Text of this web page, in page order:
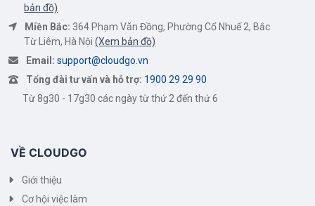
bản đồ)
Miền Bắc: 364 Phạm Văn Đồng, Phường Cổ Nhuế 2, Bắc
Từ Liêm, Hà Nội(Xem bản đồ)
Email: support@cloudgo.vn
Tổng đài tư vấn và hỗ trợ: 1900 29 29 90
Từ 8g30 - 17g30 các ngày từ thứ 2 đến thứ 6
VỀ CLOUDGO
Giới thiệu
Cơ hội việc làm